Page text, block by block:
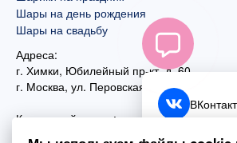
Шары на день рождения
Шары на свадьбу
Адреса:
г. Химки, Юбилейный пр-кт, д. 60
г. Москва, ул. Перовская, д. 59
Контактный номер:
Telegram